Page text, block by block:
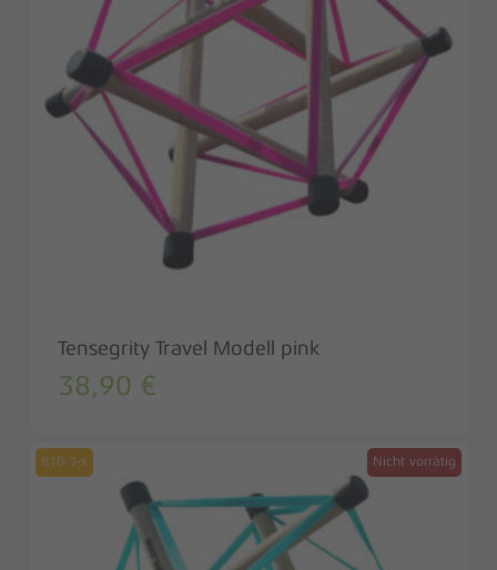
Tensegrity Travel Modell pink
38,90 €
810-3-s Nicht vorrätig